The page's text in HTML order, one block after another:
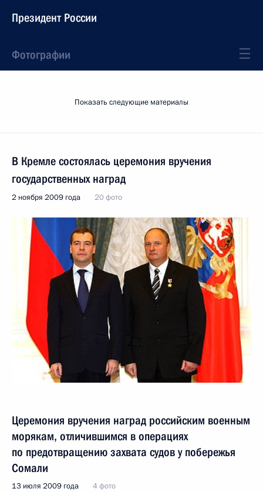
Президент России
Фотографии
Показать следующие материалы
В Кремле состоялась церемония вручения
государственных наград
2 ноября 2009 года 20 фото
Церемония вручения наград российским военным
морякам, отличившимся в операциях
по предотвращению захвата судов у побережья
Сомали
13 июля 2009 года 4 фото